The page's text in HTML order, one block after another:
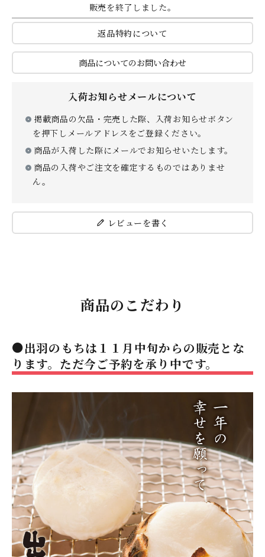
私たちについて
店舗紹介
こだわり
さがえ屋について
ご利用ガイド
特定商取引法
販売を終了しました。
返品特約について
商品についてのお問い合わせ
入荷お知らせメールについて
掲載商品の欠品・完売した際、入荷お知らせボタン
を押下しメールアドレスをご登録ください。
商品が入荷した際にメールでお知らせいたします。
商品の入荷やご注文を確定するものではありませ
ん。
レビューを書く
商品のこだわり
●出羽のもちは１１月中旬からの販売とな
ります。ただ今ご予約を承り中です。